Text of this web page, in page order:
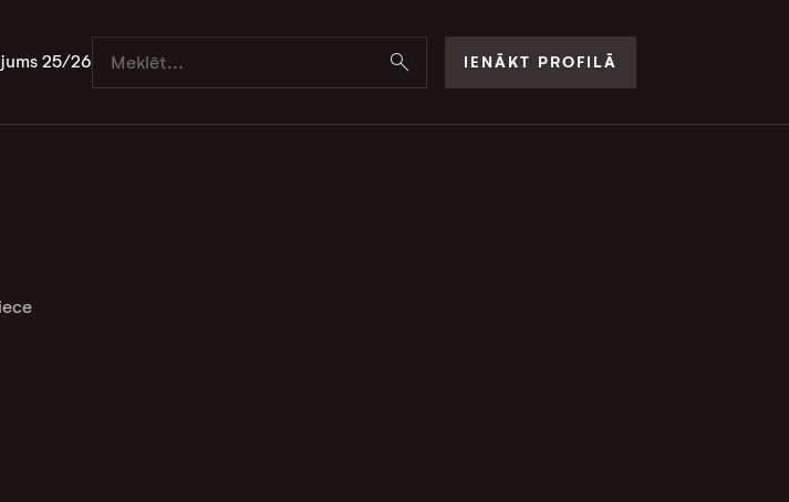
25/26 IENĀKT PROFILĀ